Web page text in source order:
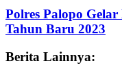
Polres Palopo
Tahun Baru 2023
Berita Lainnya: